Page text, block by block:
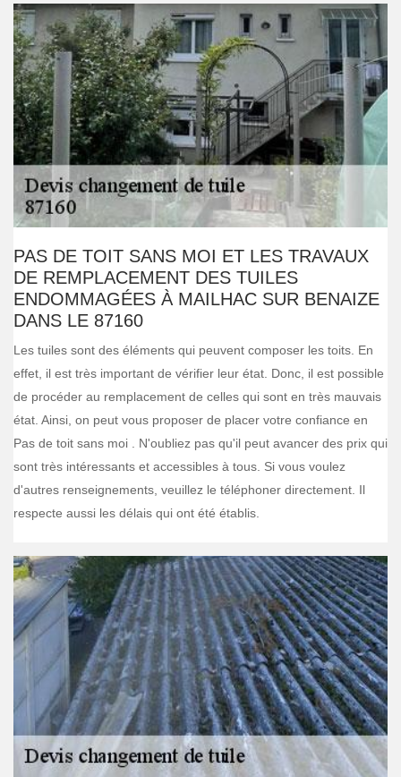
PAS DE TOIT SANS MOI ET LES TRAVAUX
DE REMPLACEMENT DES TUILES
ENDOMMAGÉES À MAILHAC SUR BENAIZE
DANS LE 87160
Les tuiles sont des éléments qui peuvent composer les toits. En
effet, il est très important de vérifier leur état. Donc, il est possible
de procéder au remplacement de celles qui sont en très mauvais
état. Ainsi, on peut vous proposer de placer votre confiance en
Pas de toit sans moi . N'oubliez pas qu'il peut avancer des prix qui
sont très intéressants et accessibles à tous. Si vous voulez
d'autres renseignements, veuillez le téléphoner directement. Il
respecte aussi les délais qui ont été établis.